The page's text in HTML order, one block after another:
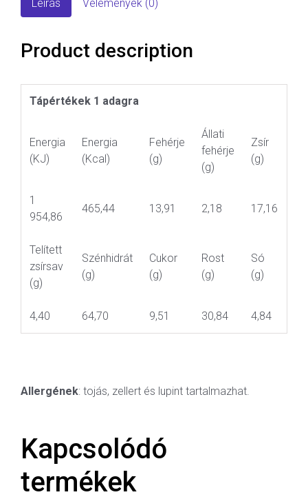
Leírás Vélemények (0)
Product description
Tápértékek 1 adagra
Energia
(KJ)
Energia
(Kcal)
Fehérje
(g)
Állati
fehérje
(g)
Zsír
(g)
1
954,86
465,44 13,91 2,18 17,16
Telített
zsírsav
(g)
Szénhidrát
(g)
Cukor
(g)
Rost
(g)
Só
(g)
4,40 64,70 9,51 30,84 4,84
Allergének: tojás, zellert és lupint tartalmazhat.
Kapcsolódó
termékek